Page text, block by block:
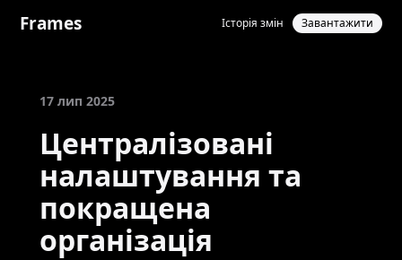
Frames Історія змін Завантажити
17 лип 2025
Централізовані
налаштування та
покращена
організація